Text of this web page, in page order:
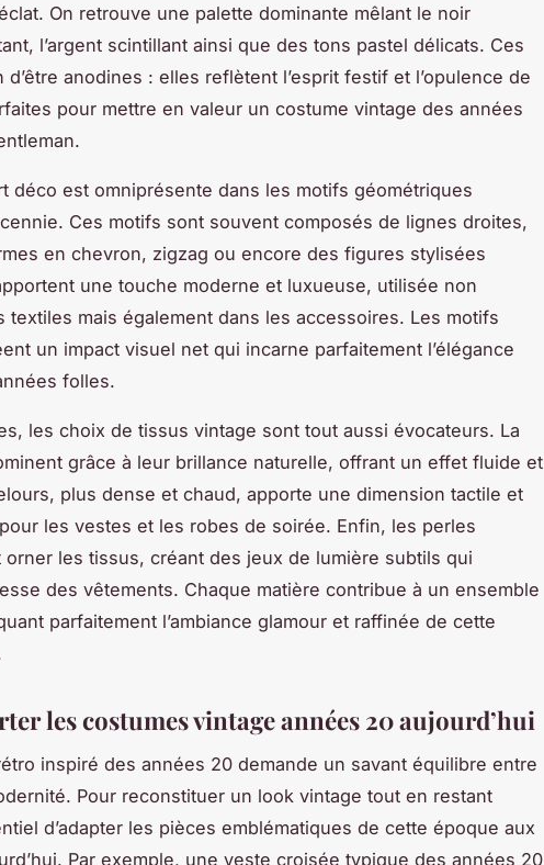
On retrouve une palette dominante mêlant le noir
l’argent scintillant ainsi que des tons pastel délicats. Ces
anodines : elles reflètent l’esprit festif et l’opulence de
pour mettre en valeur un costume vintage des années
déco est omniprésente dans les motifs géométriques
Ces motifs sont souvent composés de lignes droites,
en chevron, zigzag ou encore des figures stylisées
une touche moderne et luxueuse, utilisée non
textiles mais également dans les accessoires. Les motifs
un impact visuel net qui incarne parfaitement l’élégance
folles.
les choix de tissus vintage sont tout aussi évocateurs. La
grâce à leur brillance naturelle, offrant un effet fluide et
plus dense et chaud, apporte une dimension tactile et
les vestes et les robes de soirée. Enfin, les perles
les tissus, créant des jeux de lumière subtils qui
des vêtements. Chaque matière contribue à un ensemble
parfaitement l’ambiance glamour et raffinée de cette
les costumes vintage années 20 aujourd’hui
inspiré des années 20 demande un savant équilibre entre
Pour reconstituer un look vintage tout en restant
d’adapter les pièces emblématiques de cette époque aux
Par exemple, une veste croisée typique des années 20